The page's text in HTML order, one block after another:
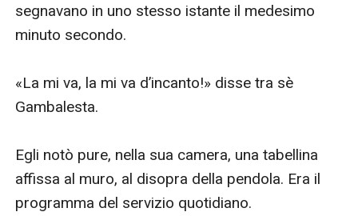
segnavano in uno stesso istante il medesimo
minuto secondo.
«La mi va, la mi va d’incanto!» disse tra sè
Gambalesta.
Egli notò pure, nella sua camera, una tabellina
affissa al muro, al disopra della pendola. Era il
programma del servizio quotidiano.